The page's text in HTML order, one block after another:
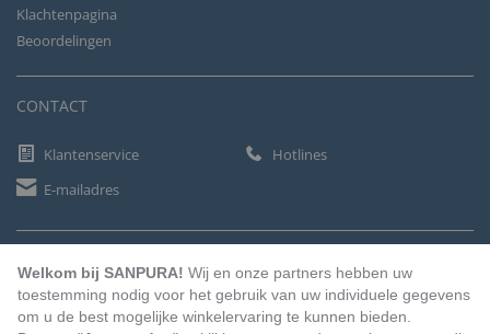
Klachtenpagina
Beoordelingen
CONTACT
Klantenservice
Hotlines
E-mailadres
Welkom bij SANPURA! Wij en onze partners hebben uw
toestemming nodig voor het gebruik van uw individuele gegevens
om u de best mogelijke winkelervaring te kunnen bieden.